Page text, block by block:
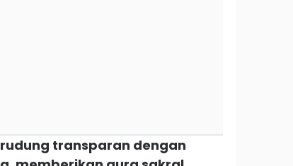
transparan dengan